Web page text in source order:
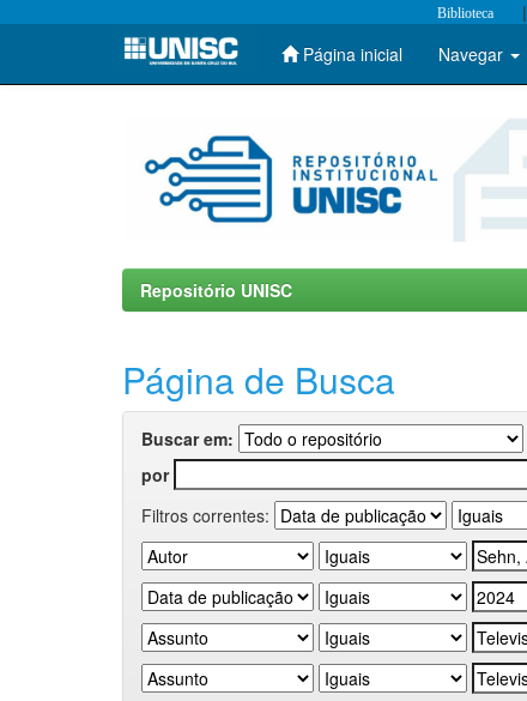
Skip
Biblioteca |
Página inicial Navegar
Repositório UNISC
Página de Busca
Buscar em:
por
Filtros correntes: